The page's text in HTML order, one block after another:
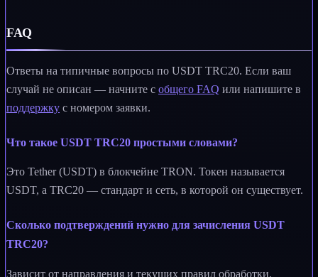
FAQ
Ответы на типичные вопросы по USDT TRC20. Если ваш
случай не описан — начните с общего FAQ или напишите в
поддержку с номером заявки.
Что такое USDT TRC20 простыми словами?
Это Tether (USDT) в блокчейне TRON. Токен называется
USDT, а TRC20 — стандарт и сеть, в которой он существует.
Сколько подтверждений нужно для зачисления USDT
TRC20?
Зависит от направления и текущих правил обработки.